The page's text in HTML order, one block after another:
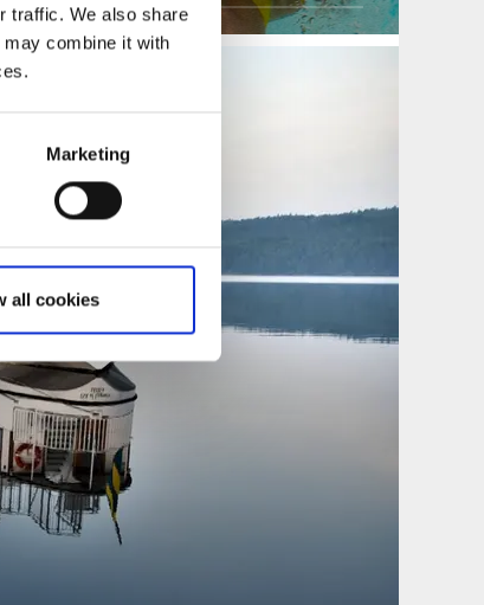
traffic. We also share
combine it with
Marketing
all cookies